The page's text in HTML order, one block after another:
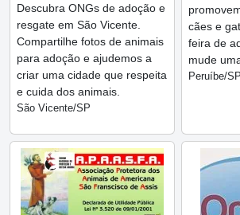
Descubra ONGs de adoção e
resgate em São Vicente.
Compartilhe fotos de animais
para adoção e ajudemos a
criar uma cidade que respeita
e cuida dos animais.
São Vicente/SP
cães e
feira de
mude
Peruíbe/SP